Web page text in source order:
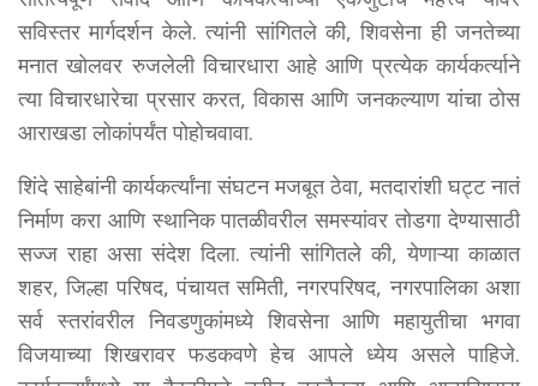
सविस्तर मार्गदर्शन केले. त्यांनी सांगितले की, शिवसेना ही जनतेच्या
मनात खोलवर रुजलेली विचारधारा आहे आणि प्रत्येक कार्यकर्त्याने
त्या विचारधारेचा प्रसार करत, विकास आणि जनकल्याण यांचा ठोस
आराखडा लोकांपर्यंत पोहोचवावा.
शिंदे साहेबांनी कार्यकर्त्यांना संघटन मजबूत ठेवा, मतदारांशी घट्ट नातं
निर्माण करा आणि स्थानिक पातळीवरील समस्यांवर तोडगा देण्यासाठी
सज्ज राहा असा संदेश दिला. त्यांनी सांगितले की, येणाऱ्या काळात
शहर, जिल्हा परिषद, पंचायत समिती, नगरपरिषद, नगरपालिका अशा
सर्व स्तरांवरील निवडणुकांमध्ये शिवसेना आणि महायुतीचा भगवा
विजयाच्या शिखरावर फडकवणे हेच आपले ध्येय असले पाहिजे.